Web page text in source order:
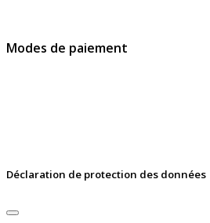
Modes de paiement
Déclaration de protection des données